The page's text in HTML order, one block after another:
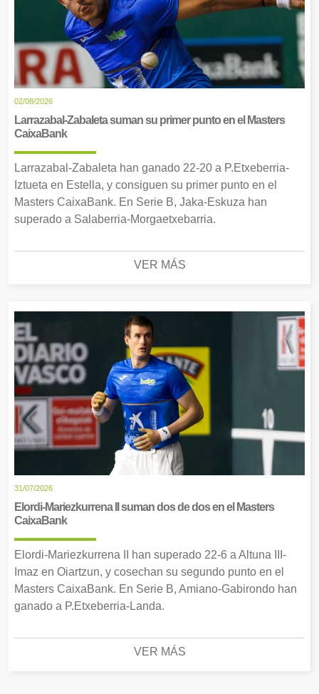
02/08/2026
Larrazabal-Zabaleta suman su primer punto en el Masters
CaixaBank
Larrazabal-Zabaleta han ganado 22-20 a P.Etxeberria-
Iztueta en Estella, y consiguen su primer punto en el
Masters CaixaBank. En Serie B, Jaka-Eskuza han
superado a Salaberria-Morgaetxebarria.
VER MÁS
31/07/2026
Elordi-Mariezkurrena II suman dos de dos en el Masters
CaixaBank
Elordi-Mariezkurrena II han superado 22-6 a Altuna III-
Imaz en Oiartzun, y cosechan su segundo punto en el
Masters CaixaBank. En Serie B, Amiano-Gabirondo han
ganado a P.Etxeberria-Landa.
VER MÁS